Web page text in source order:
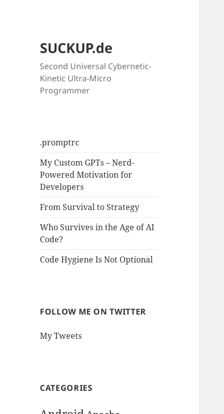
SUCKUP.de
Second Universal Cybernetic-
Kinetic Ultra-Micro
Programmer
.promptrc
My Custom GPTs – Nerd-
Powered Motivation for
Developers
From Survival to Strategy
Who Survives in the Age of AI
Code?
Code Hygiene Is Not Optional
FOLLOW ME ON TWITTER
My Tweets
CATEGORIES